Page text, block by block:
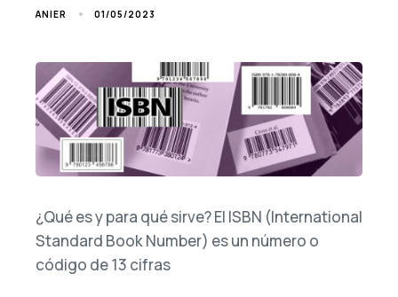
ANIER 01/05/2023
¿Qué es y para qué sirve? El ISBN (International
Standard Book Number) es un número o
código de 13 cifras